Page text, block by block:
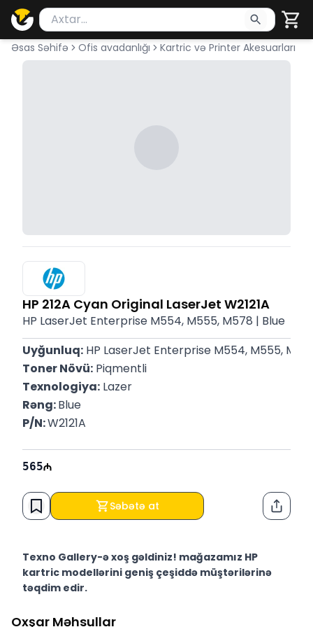
Məhsul axtar
Axtarış üçün ən azı 2 simvol yazın. Göndərmək
Əsas Səhifə Ofis avadanlığı Kartric və Printer Akesuarları
HP 212A Cyan Original LaserJet W2121A
HP LaserJet Enterprise M554, M555, M578 | Blue
Uyğunluq: HP LaserJet Enterprise M554, M555,
Toner Növü: Piqmentli
Texnologiya: Lazer
Rəng: Blue
P/N: W2121A
565
Səbətə at
Texno Gallery-ə xoş gəldiniz! mağazamız HP
kartric modellərini geniş çeşiddə müştərilərinə
təqdim edir.
2011-ci ildən etibarən fəaliyyət göstərən multibrend
Oxşar Məhsullar